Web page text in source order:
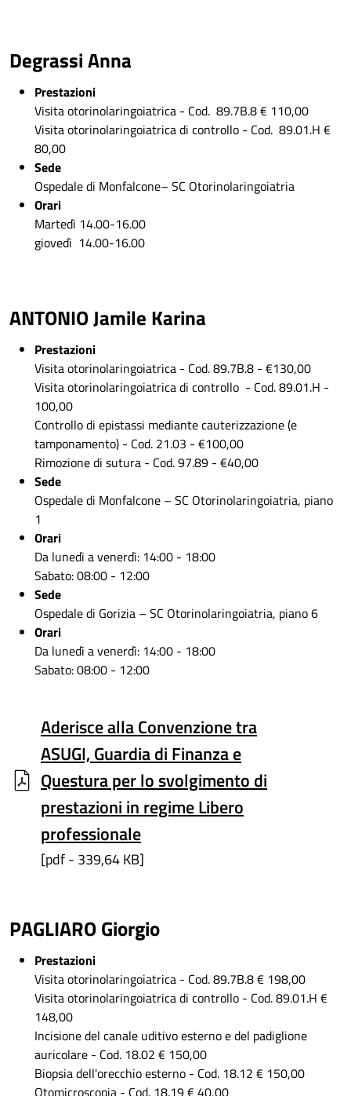
Degrassi Anna
Prestazioni
Visita otorinolaringoiatrica - Cod. 89.7B.8 € 110,00
Visita otorinolaringoiatrica di controllo - Cod. 89.01.H €
80,00
Sede
Ospedale di Monfalcone– SC Otorinolaringoiatria
Orari
Martedì 14.00-16.00
giovedì 14.00-16.00
ANTONIO Jamile Karina
Prestazioni
Visita otorinolaringoiatrica - Cod. 89.7B.8 - €130,00
Visita otorinolaringoiatrica di controllo - Cod. 89.01.H -
100,00
Controllo di epistassi mediante cauterizzazione (e
tamponamento) - Cod. 21.03 - €100,00
Rimozione di sutura - Cod. 97.89 - €40,00
Sede
Ospedale di Monfalcone – SC Otorinolaringoiatria, piano
1
Orari
Da lunedì a venerdì: 14:00 - 18:00
Sabato: 08:00 - 12:00
Sede
Ospedale di Gorizia – SC Otorinolaringoiatria, piano 6
Orari
Da lunedì a venerdì: 14:00 - 18:00
Sabato: 08:00 - 12:00
Aderisce alla Convenzione tra
ASUGI, Guardia di Finanza e
Questura per lo svolgimento di
prestazioni in regime Libero
professionale
[pdf - 339,64 KB]
PAGLIARO Giorgio
Prestazioni
Visita otorinolaringoiatrica - Cod. 89.7B.8 € 198,00
Visita otorinolaringoiatrica di controllo - Cod. 89.01.H €
148,00
Incisione del canale uditivo esterno e del padiglione
auricolare - Cod. 18.02 € 150,00
Biopsia dell'orecchio esterno - Cod. 18.12 € 150,00
Otomicroscopia - Cod. 18.19 € 40,00